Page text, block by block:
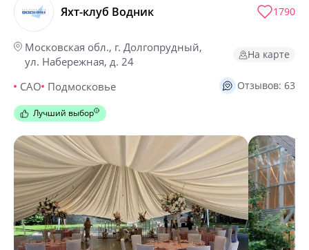
Яхт-клуб Водник
Московская обл., г. Долгопрудный,
ул. Набережная, д. 24
САО Подмосковье
На карте
1790
Отзывов: 63
Лучший выбор